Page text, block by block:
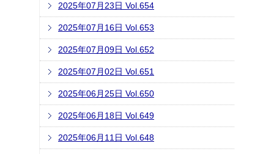
2025年07月23日 Vol.654
2025年07月16日 Vol.653
2025年07月09日 Vol.652
2025年07月02日 Vol.651
2025年06月25日 Vol.650
2025年06月18日 Vol.649
2025年06月11日 Vol.648